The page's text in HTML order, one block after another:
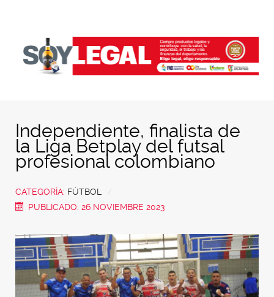
Independiente, finalista de
la Liga Betplay del futsal
profesional colombiano
CATEGORÍA: FÚTBOL
PUBLICADO: 26 NOVIEMBRE 2023